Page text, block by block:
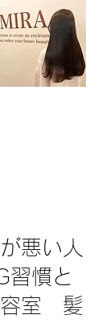
悪い人
習慣と
室 髪